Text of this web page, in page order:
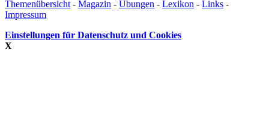
Themenübersicht - Magazin - Übungen - Lexikon - Links -
Impressum
Einstellungen für Datenschutz und Cookies
X